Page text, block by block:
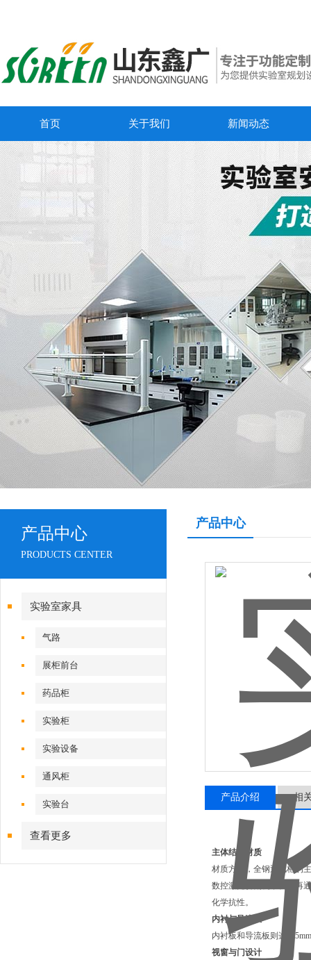
首页 关于我们 新闻动态
产品中心
PRODUCTS CENTER
实验室家具
气路
展柜前台
药品柜
实验柜
实验设备
通风柜
实验台
查看更多
产品中心
产品介绍 相
主体结构材质
材质方面，全钢通风柜的
数控激光切割机下料，再
化学抗性。
内衬与导流板
内衬板和导流板则选用
视窗与门设计